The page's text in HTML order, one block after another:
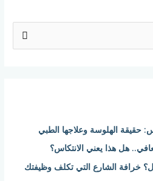
الهلوسة وعلاجها الطبي
هل هذا يعني الانتكاس؟
خرافة الشارع التي تكلف وظيفتك